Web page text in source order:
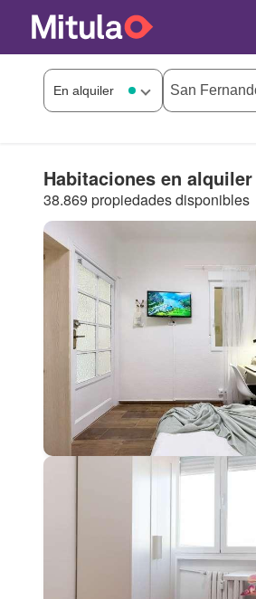
Habitaciones en
38.869 propiedades disponibles